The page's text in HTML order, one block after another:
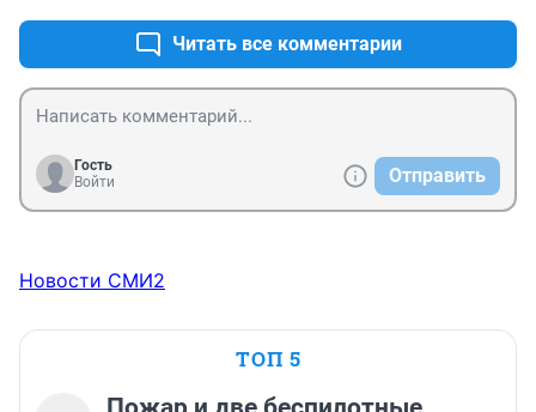
Читать все комментарии
Гость
Войти
Отправить
Новости СМИ2
ТОП 5